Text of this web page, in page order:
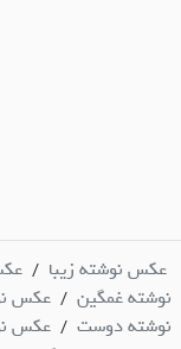
عکس نوشته زیبا /
نوشته غمگین / عکس
نوشته دوست / عکس